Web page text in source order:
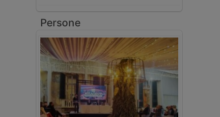
Persone